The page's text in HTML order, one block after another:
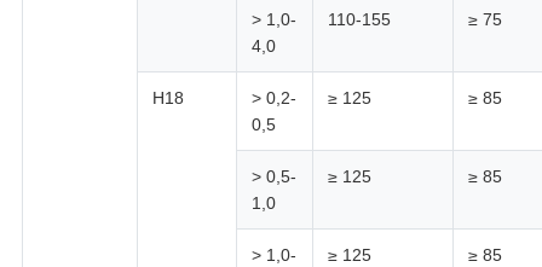
> 1,0-
4,0
110-155 ≥ 75
H18
> 0,2-
0,5
≥ 125 ≥ 85
> 0,5-
1,0
≥ 125 ≥ 85
> 1,0-
≥ 125 ≥ 85